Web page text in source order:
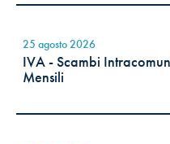
25 agosto 2026
IVA - Scambi
Mensili